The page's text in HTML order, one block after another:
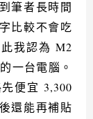
筆者長時間
比較不會吃
我認為 M2
一台電腦。
便宜 3,300
還能再補貼